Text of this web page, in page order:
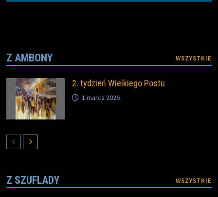
Z AMBONY WSZYSTKIE
2. tydzień Wielkiego Postu
1 marca 2026
Z SZUFLADY WSZYSTKIE